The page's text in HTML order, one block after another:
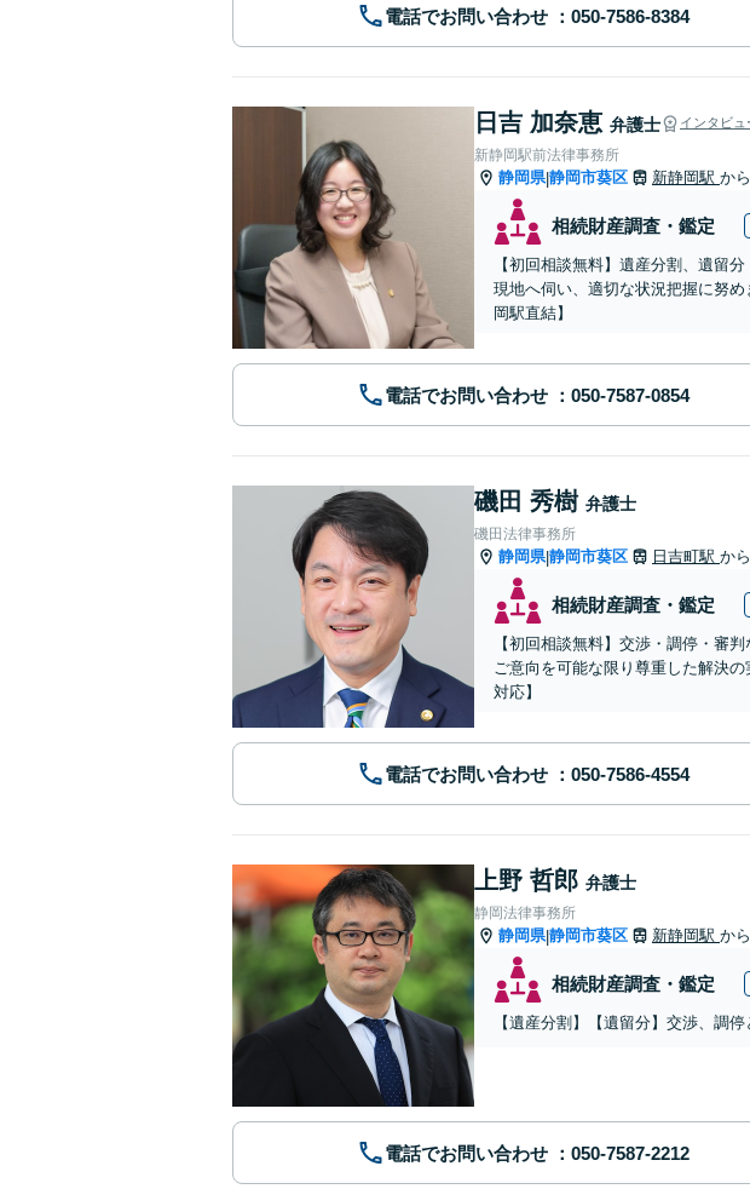
電話でお問い合わせ
日吉 加奈恵 弁護士 インタビュ
新静岡駅前法律事務所
静岡県|静岡市葵区 新静岡駅 か
相続財産調査・鑑定
【初回相談無料】遺産分割、遺留
現地へ伺い、適切な状況把握に努
岡駅直結】
電話でお問い合わせ
磯田 秀樹 弁護士
磯田法律事務所
静岡県|静岡市葵区 日吉町駅 か
相続財産調査・鑑定
【初回相談無料】交渉・調停・審
ご意向を可能な限り尊重した解決
対応】
電話でお問い合わせ
上野 哲郎 弁護士
静岡法律事務所
静岡県|静岡市葵区 新静岡駅 か
相続財産調査・鑑定
【遺産分割】【遺留分】交渉、調
電話でお問い合わせ